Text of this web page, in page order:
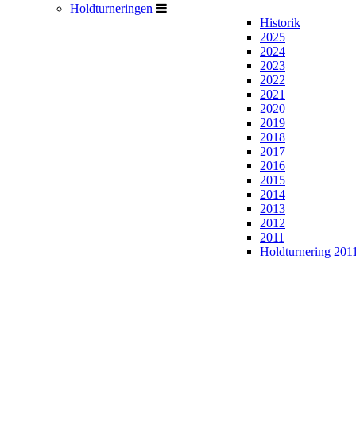
Holdturneringen
Historik
2025
2024
2023
2022
2021
2020
2019
2018
2017
2016
2015
2014
2013
2012
2011
Holdturnering